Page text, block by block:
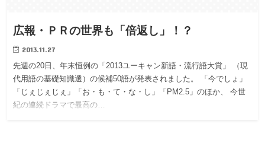
広報・ＰＲの世界も「倍返し」！？
2013.11.27
先週の20日、年末恒例の「2013ユーキャン新語・流行語大賞」 （現
代用語の基礎知識選）の候補50語が発表されました。 「今でしょ」
「じぇじぇじぇ」「お・も・て・な・し」「PM2.5」のほか、 今世
紀の連続ドラマで最高の…